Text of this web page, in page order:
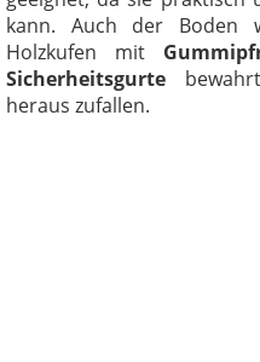
kann. Auch der Boden
Holzkufen mit
Sicherheitsgurte
heraus zufallen.